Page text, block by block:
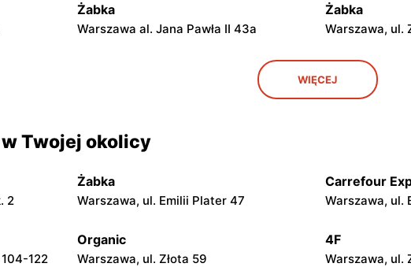
Żabka
Warszawa al. Jana Pawła II 43a
Żabka
Warszawa, ul.
Żabka
Łódź, ul.
Żabka
Żabka Żabka
Żabka Żabka
WIĘCEJ
Twojej okolicy
2
Żabka
Warszawa, ul. Emilii Plater 47
Carrefour
Warszawa, ul.
122
Organic
Warszawa, ul. Złota 59
4F
Warszawa, ul.